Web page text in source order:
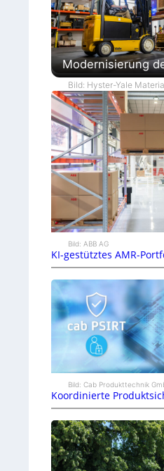
Modernisierung
Bild: Hyster-Yale
Bild: ABB AG
KI-gestütztes AMR-
Bild: Cab Produkttechnik
Koordinierte